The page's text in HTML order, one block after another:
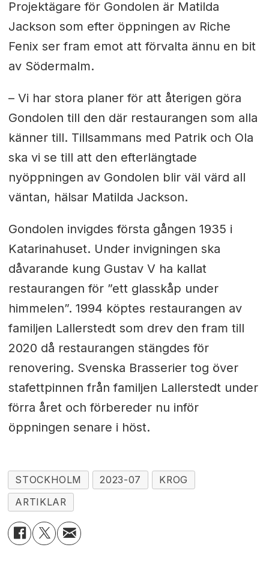
Projektägare för Gondolen är Matilda
Jackson som efter öppningen av Riche
Fenix ser fram emot att förvalta ännu en bit
av Södermalm.
– Vi har stora planer för att återigen göra
Gondolen till den där restaurangen som alla
känner till. Tillsammans med Patrik och Ola
ska vi se till att den efterlängtade
nyöppningen av Gondolen blir väl värd all
väntan, hälsar Matilda Jackson.
Gondolen invigdes första gången 1935 i
Katarinahuset. Under invigningen ska
dåvarande kung Gustav V ha kallat
restaurangen för ”ett glasskåp under
himmelen”. 1994 köptes restaurangen av
familjen Lallerstedt som drev den fram till
2020 då restaurangen stängdes för
renovering. Svenska Brasserier tog över
stafettpinnen från familjen Lallerstedt under
förra året och förbereder nu inför
öppningen senare i höst.
STOCKHOLM 2023-07
KROG
ARTIKLAR